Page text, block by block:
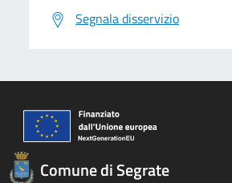
Segnala disservizio
Comune di Segrate